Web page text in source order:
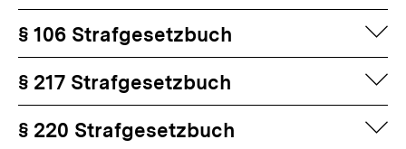
§ 106 Strafgesetzbuch
§ 217 Strafgesetzbuch
§ 220 Strafgesetzbuch